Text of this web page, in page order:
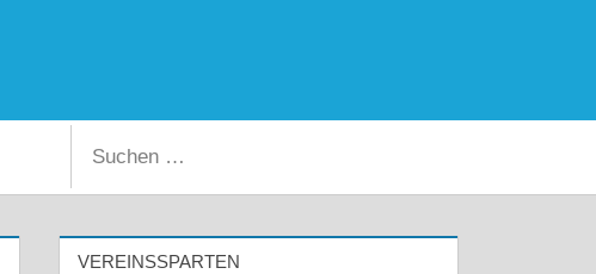
VEREINSSPARTEN